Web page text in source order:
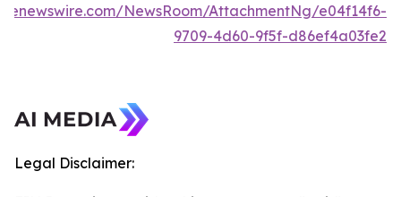
NewsRoom/AttachmentNg/e04f14f6-
9709-4d60-9f5f-d86ef4a03fe2
Legal Disclaimer: